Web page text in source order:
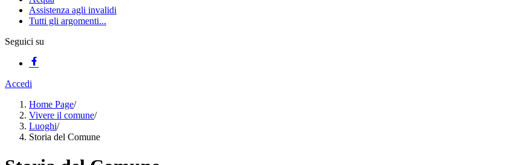
Assistenza agli invalidi
Tutti gli argomenti...
Seguici su
Accedi
Home Page/
Vivere il comune/
Luoghi/
Storia del Comune